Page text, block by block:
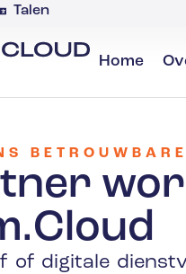
Talen
Home
of digitale